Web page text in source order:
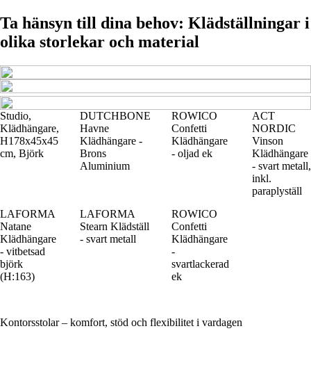
Ta hänsyn till dina behov: Klädställningar i
olika storlekar och material
Studio,
Klädhängare,
H178x45x45
cm, Björk
DUTCHBONE
Havne
Klädhängare -
Brons
Aluminium
ROWICO
Confetti
Klädhängare
- oljad ek
ACT
NORDIC
Vinson
Klädhängare
- svart metall,
inkl.
paraplyställ
LAFORMA
Natane
Klädhängare
- vitbetsad
björk
(H:163)
LAFORMA
Stearn Klädställ
- svart metall
ROWICO
Confetti
Klädhängare
-
svartlackerad
ek
Kontorsstolar – komfort, stöd och flexibilitet i vardagen